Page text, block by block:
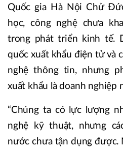
Quốc gia Hà Nội Chử
học, công nghệ chưa
trong phát triển kinh tế.
quốc xuất khẩu điện tử và
nghệ thông tin, nhưng
xuất khẩu là doanh nghiệp
“Chúng ta có lực lượng
nghệ kỹ thuật, nhưng
nước chưa tận dụng được.